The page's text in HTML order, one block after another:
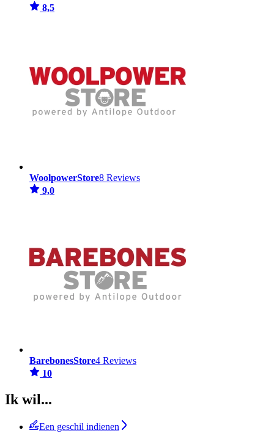
8,5
WoolpowerStore8 Reviews
9,0
BarebonesStore4 Reviews
10
Ik wil...
Een geschil indienen